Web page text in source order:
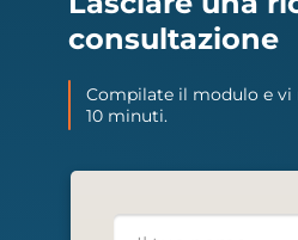
consultazione
Compilate il modulo e
10 minuti.